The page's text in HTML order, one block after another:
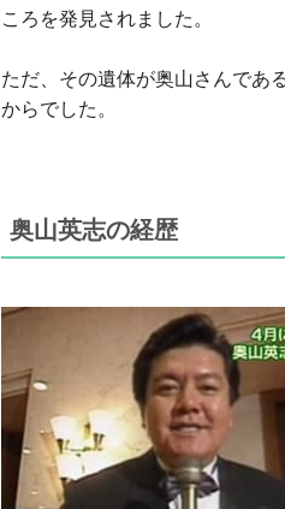
ころを発見されました。
ただ、その遺体が奥山さんであ
からでした。
奥山英志の経歴